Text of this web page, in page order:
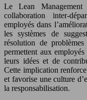
Le Lean Management
collaboration inter-
employés dans
les systèmes de
résolution de
permettent aux
leurs idées et de
Cette implication
et favorise une culture
la responsabilisation.